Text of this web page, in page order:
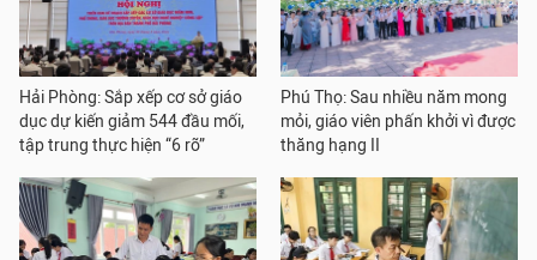
Hải Phòng: Sắp xếp cơ sở giáo
dục dự kiến giảm 544 đầu mối,
tập trung thực hiện “6 rõ”
Phú Thọ: Sau nhiều năm mong
mỏi, giáo viên phấn khởi vì được
thăng hạng II